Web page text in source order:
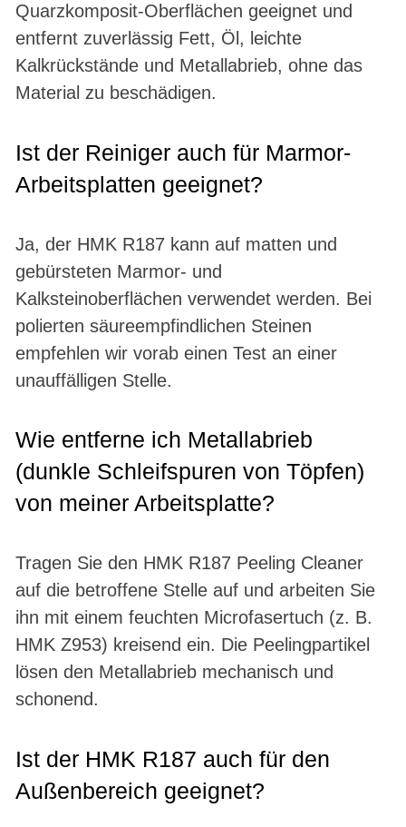
Quarzkomposit-Oberflächen geeignet und
entfernt zuverlässig Fett, Öl, leichte
Kalkrückstände und Metallabrieb, ohne das
Material zu beschädigen.
Ist der Reiniger auch für Marmor-
Arbeitsplatten geeignet?
Ja, der HMK R187 kann auf matten und
gebürsteten Marmor- und
Kalksteinoberflächen verwendet werden. Bei
polierten säureempfindlichen Steinen
empfehlen wir vorab einen Test an einer
unauffälligen Stelle.
Wie entferne ich Metallabrieb
(dunkle Schleifspuren von Töpfen)
von meiner Arbeitsplatte?
Tragen Sie den HMK R187 Peeling Cleaner
auf die betroffene Stelle auf und arbeiten Sie
ihn mit einem feuchten Microfasertuch (z. B.
HMK Z953) kreisend ein. Die Peelingpartikel
lösen den Metallabrieb mechanisch und
schonend.
Ist der HMK R187 auch für den
Außenbereich geeignet?